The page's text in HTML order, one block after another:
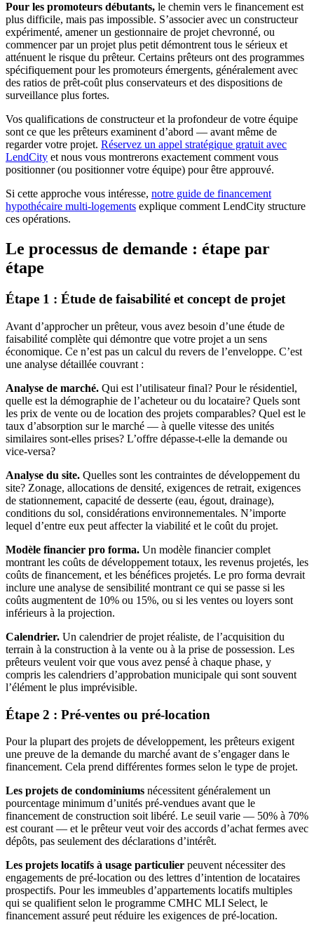
Pour les promoteurs débutants, le chemin vers le financement est
plus difficile, mais pas impossible. S’associer avec un constructeur
expérimenté, amener un gestionnaire de projet chevronné, ou
commencer par un projet plus petit démontrent tous le sérieux et
atténuent le risque du prêteur. Certains prêteurs ont des programmes
spécifiquement pour les promoteurs émergents, généralement avec
des ratios de prêt-coût plus conservateurs et des dispositions de
surveillance plus fortes.
Vos qualifications de constructeur et la profondeur de votre équipe
sont ce que les prêteurs examinent d’abord — avant même de
regarder votre projet. Réservez un appel stratégique gratuit avec
LendCity et nous vous montrerons exactement comment vous
positionner (ou positionner votre équipe) pour être approuvé.
Si cette approche vous intéresse, notre guide de financement
hypothécaire multi-logements explique comment LendCity structure
ces opérations.
Le processus de demande : étape par
étape
Étape 1 : Étude de faisabilité et concept de projet
Avant d’approcher un prêteur, vous avez besoin d’une étude de
faisabilité complète qui démontre que votre projet a un sens
économique. Ce n’est pas un calcul du revers de l’enveloppe. C’est
une analyse détaillée couvrant :
Analyse de marché. Qui est l’utilisateur final? Pour le résidentiel,
quelle est la démographie de l’acheteur ou du locataire? Quels sont
les prix de vente ou de location des projets comparables? Quel est le
taux d’absorption sur le marché — à quelle vitesse des unités
similaires sont-elles prises? L’offre dépasse-t-elle la demande ou
vice-versa?
Analyse du site. Quelles sont les contraintes de développement du
site? Zonage, allocations de densité, exigences de retrait, exigences
de stationnement, capacité de desserte (eau, égout, drainage),
conditions du sol, considérations environnementales. N’importe
lequel d’entre eux peut affecter la viabilité et le coût du projet.
Modèle financier pro forma. Un modèle financier complet
montrant les coûts de développement totaux, les revenus projetés, les
coûts de financement, et les bénéfices projetés. Le pro forma devrait
inclure une analyse de sensibilité montrant ce qui se passe si les
coûts augmentent de 10% ou 15%, ou si les ventes ou loyers sont
inférieurs à la projection.
Calendrier. Un calendrier de projet réaliste, de l’acquisition du
terrain à la construction à la vente ou à la prise de possession. Les
prêteurs veulent voir que vous avez pensé à chaque phase, y
compris les calendriers d’approbation municipale qui sont souvent
l’élément le plus imprévisible.
Étape 2 : Pré-ventes ou pré-location
Pour la plupart des projets de développement, les prêteurs exigent
une preuve de la demande du marché avant de s’engager dans le
financement. Cela prend différentes formes selon le type de projet.
Les projets de condominiums nécessitent généralement un
pourcentage minimum d’unités pré-vendues avant que le
financement de construction soit libéré. Le seuil varie — 50% à 70%
est courant — et le prêteur veut voir des accords d’achat fermes avec
dépôts, pas seulement des déclarations d’intérêt.
Les projets locatifs à usage particulier peuvent nécessiter des
engagements de pré-location ou des lettres d’intention de locataires
prospectifs. Pour les immeubles d’appartements locatifs multiples
qui se qualifient selon le programme CMHC MLI Select, le
financement assuré peut réduire les exigences de pré-location.